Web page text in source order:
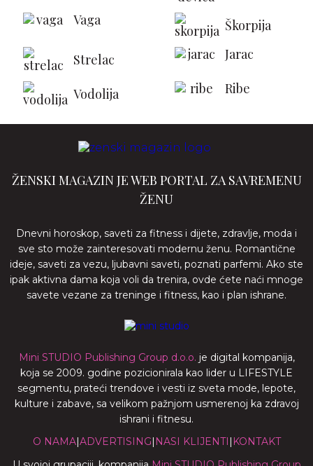
Vaga
Škorpija
Strelac Jarac
Vodolija Ribe
ŽENSKI MAGAZIN JE WEB PORTAL ZA SAVREMENU
ŽENU
Dnevni horoskop, saveti za fitness i dijete, zdravlje, moda i
sve sto može zainteresovati modernu ženu. Romantične
ideje, saveti za vezu, ljubavni saveti, poznati parfemi. Ako ste
ipak aktivna dama koja voli da trenira, ovde ćete naći mnoge
savete vezane za treninge i fitness, kao i plan ishrane.
Mini STUDIO Publishing Group d.o.o. je digital kompanija,
koja se 2009. godine pozicionirala kao lider u LIFESTYLE
segmentu, prateći trendove i vesti iz sveta mode, lepote,
kulture i zabave, sa velikom pažnjom usmerenoj ka zdravoj
ishrani i fitnesu.
O NAMA|ADVERTISING| NASI KLIJENTI | KONTAKT